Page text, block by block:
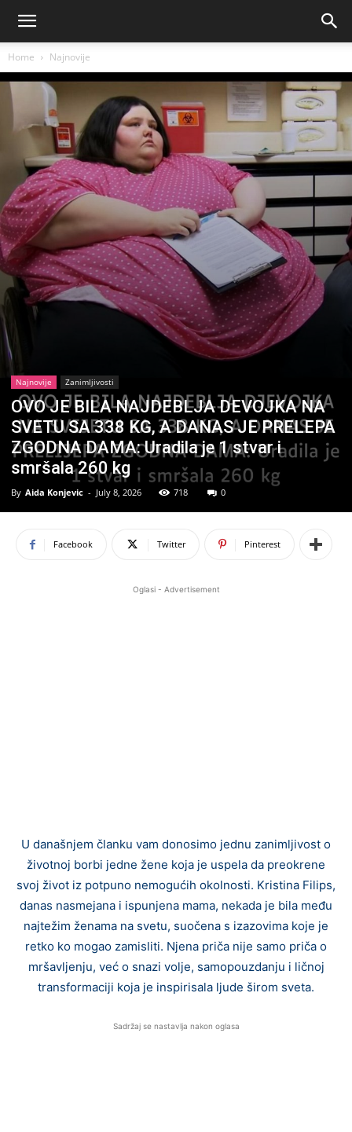
Home Najnovije
Najnovije Zanimljivosti
OVO JE BILA NAJDEBLJA DEVOJKA NA
SVETU SA 338 KG, A DANAS JE PRELEPA
ZGODNA DAMA: Uradila je 1 stvar i
smršala 260 kg
By Aida Konjevic - July 8, 2026 718 0
Facebook Twitter Pinterest
Oglasi - Advertisement
U današnjem članku vam donosimo jednu zanimljivost o
životnoj borbi jedne žene koja je uspela da preokrene
svoj život iz potpuno nemogućih okolnosti. Kristina Filips,
danas nasmejana i ispunjena mama, nekada je bila među
najtežim ženama na svetu, suočena s izazovima koje je
retko ko mogao zamisliti. Njena priča nije samo priča o
mršavljenju, već o snazi volje, samopouzdanju i ličnoj
transformaciji koja je inspirisala ljude širom sveta.
Sadržaj se nastavlja nakon oglasa